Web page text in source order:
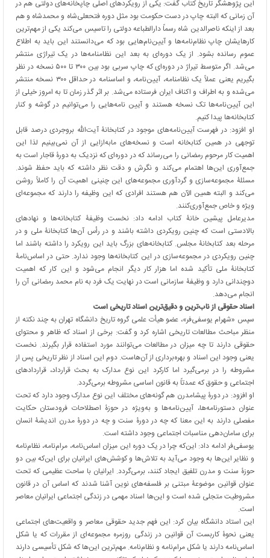
این پژوهشگر تاریخ کتاب گفت: یکی از رویکردهای اصلی چاپخانه‌های دولتی هم در
آن زمانی که البته چاپ در دست حکومت بود مثل دوره فتحعلی‌شاه و محمدشاه و هم
بعد از اینکه ناصرالدین شاه رسماً دارالطباعه دولتی را تاسیس می‌کند یکی از مهم‌ترین
کارهایشان چاپ نظام‌نامه‌ها و آیین‌نام‌هایی بود که می‌دانستند این باید به اطلاع
عموم رسانده بشود. از یک دوره‌ای به بعد این نظامنامه‌ها در یک تیراژی منتشر
می‌شد. اگر متوسط تیراژ در دوره‌ای که چاپ سربی بود بین ۳۰۰ تا ۵۰۰ نسخه در نظر
بگیریم یعنی عملاً یک نظامنامه، آیین‌نامه، و اساسنامه در حداقل ۳۰۰ نسخه منتشر
می‌شده و به اطراف و اکناف ایران فرستاده می‌شد. بر اثر گذر زمان تا به امروز خیلی از
این آیین‌نامه‌ها تک نسخه هستند و آیین نامه‌هایی را می‌توانیم در گوشه و کنار
کتابخانه‌ها پیدا کنیم.
او افزود: در فهرست آیین‌نامه‌های موجود در کتابخانۀ آیت‌الله بروجردی درصد قابل
توجهی در همین کتابخانه است و نسخه‌های مابه‌ازایی از آن نمی‌بینیم لذا این
اهمیت کار مرحوم رمضانی را می‌رساند که در دوره‌ای که نزدیک به دورۀ قاجار است به
جمع‌آوری این‌ها اهتمام می‌کند و نگرش و دقت نظر داشته که باید حفظ شوند.
مسئلۀ مجموعه‌سازی و گردآوری مجموعه‌های این چنینی اهمیت آن را کاملاً روشن
می‌کند و البته همین الآن هم هستند افرادی که این وظیفه را دارند که مجموعه‌ای
ویژه و خاص جمع‌آوری‌کنند.
مدیرعامل پیشین خانۀ کتاب ادامه داد: نخست وظیفۀ کتابخانه‌ها و نهادهای
بالادستی است که چنین رویکردی داشته باشند و در رأس آن‌ها کتابخانۀ ملی و در
مرحله بعد کتابخانۀ مجلس. کتابخانه‌های بزرگ باید این رویکرد را داشته باشند اما
چنین رویکردی در مجموعه‌سازی در این کتابخانه‌ها وجود ندارد. حتی در اساس‌نامۀ
کتابخانۀ ملی تأکید شده اما هزار کار دیگر انجام می‌شود و این کار که اهمیت
دوچندانی دارد و وظیفۀ سازمانی است در نهایت یک فرد به نام محمد رمضانی آن را
انجام می‌دهد.
اسناد حقوقی از ناب‌ترین و دقیق‌ترین اسناد تاریخی است
سپس «شهرام یوسفی‌فر»، عضو هیأت علمی گروه تاریخ دانشگاه تهران به چند نکته از
منظر مباحث مطالعات تاریخی اشاره کرد و گفت: برخی از اسناد که ظاهر و محتوای
حقوقی دارند تا چه میزان در مطالعات می‌توانند مورد استفاده قرار بگیرند. نخست
یعنی وجود این اسناد و بهره‌برداری از آن‌هاست. دوم این اسناد از نظر تاریخی پس از
مشروطه را در برمی‌گیرد اما کارکرد این نوع مدارک به بحث قرارداد، قراردادهای
اجتماعی و حقوق که عمدتاً به قانون اساسی مشروطه برمی‌گردد.
او افزود: در دورۀ پیشامدرن هم گونه‌های مختلف این نوع مدارک وجود دارد که تحت
عنوان دستورنامه‌ها، آیین‌نامه‌ها و به‌ویژه در حوزۀ اصطلاحات فرودستان حکایت
مفصلی دارند به این معنا که چه در دورۀ سنت و چه در دورۀ مدرن اندیشۀ انسان
برای سامان‌دهی مناسبات اجتماعی وجود داشته است.
یوسفی‌فر ادامه داد: این‌که چرا در یک دوره این میزان اساس‌نامه، مرام‌نامه، نظام‌نامه
و نظایر این‌ها به وجود می‌آید به تلاش‌ها و کوشش‌های ایرانیان برای این‌که بین دو
حوزۀ سنت و مدرن تلفیق ایجاد کنند، برمی‌گردد. ایرانیان با ساحت عظیمی که تحت
عنوان قوانین موضوعۀ مبتنی بر فلسفه‌های نوین آشنا شدند که اساس آن در قانون
مشروطیت متجلی شده است و این‌ها اسناد مهمی در زندگی اجتماعی ایرانیان معاصر
است.
این استاد دانشگاه بیان کرد: این فهم جدید حقوقی معاصر و واقعیت‌های اجتماعی
یعنی نحوۀ کاربست آن قوانین در زندگی روزمره مجموعه‌ای از مقررات که یا شکل
اساس‌نامه دارند یا شکل مرام‌نامه و نظام‌نامه. مهم‌ترین این‌ها که شکل تأسیسی دارند